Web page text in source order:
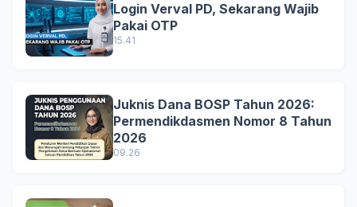
Login Verval PD, Sekarang Wajib
Pakai OTP
15.41
Juknis Dana BOSP Tahun 2026:
Permendikdasmen Nomor 8 Tahun
2026
09.26